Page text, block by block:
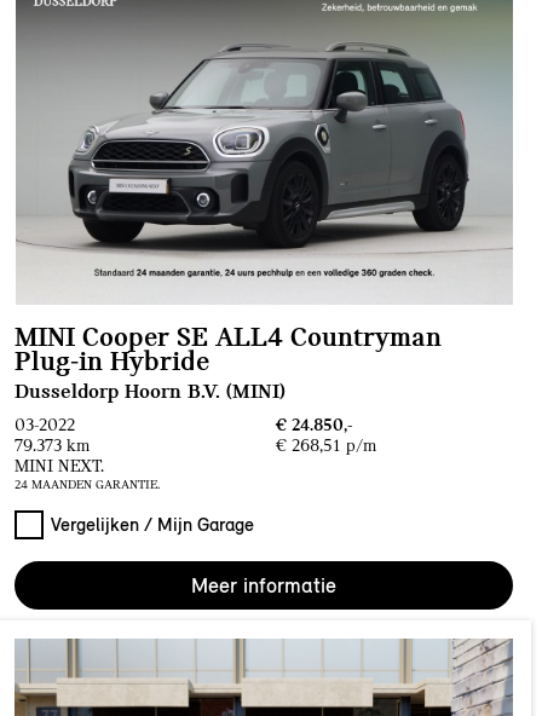
MINI Cooper SE ALL4 Countryman
Plug‑in Hybride
Dusseldorp Hoorn B.V. (MINI)
03-2022
€ 24.850,-
79.373 km
€ 268,51 p/m
MINI NEXT.
24 MAANDEN GARANTIE.
Vergelijken / Mijn Garage
Meer informatie